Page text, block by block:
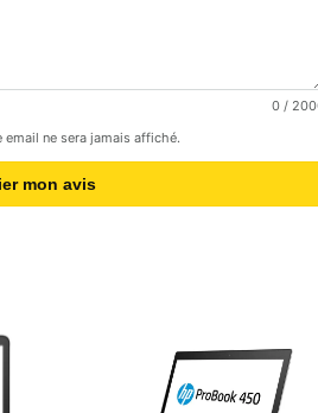
0 /
email ne sera jamais affiché.
mon avis